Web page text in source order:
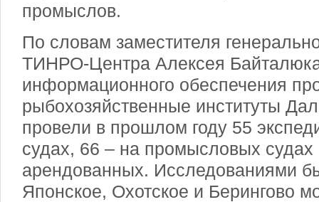
промыслов.
По словам заместителя
ТИНРО-Центра Алексея
информационного обеспечения
рыбохозяйственные институты
провели в прошлом году 55
судах, 66 – на промысловых судах
арендованных. Исследованиями
Японское, Охотское и Берингово